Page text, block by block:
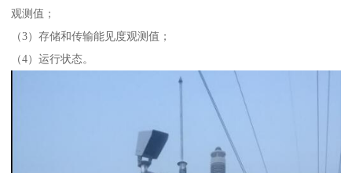
观测值；
（3）存储和传输能见度观测值；
（4）运行状态。